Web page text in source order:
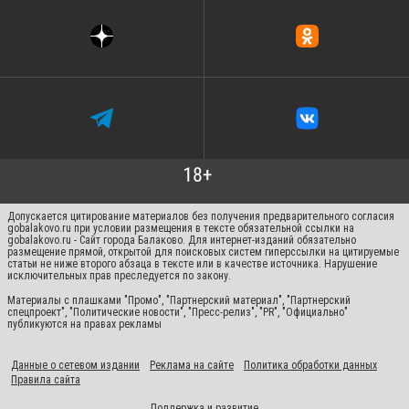
свежесть, продлить срок их службы и обеспечить комфортный отдых. В
нашем справочнике вы найдете компании, которые профессионально
представленные в каталоге, предлагают:
механическое и ультрафиолетовое очищение наполнителя;
замену старой наволочки на новый чехол;
Такая процедура помогает сохранить гигиену постели, улучшить сон и
продлить срок службы изделия.
Реставрация включает не только чистку, но и обновление
наполнителя. Специалисты аккуратно перебирают перо и пух, удаляют
поврежденные частицы и при необходимости добавляют новый
наполнитель. После реставрации подушки становятся снова упругими и
удобными, а сон – более комфортным.
избавиться от пыли, грязи и неприятных запахов. Специалисты
используют современное оборудование, которое бережно очищает
Допускается цитирование материалов без получения предварительного согласия
gobalakovo.ru при условии размещения в тексте обязательной ссылки на
gobalakovo.ru - Сайт города Балаково. Для интернет-изданий обязательно
размещение прямой, открытой для поисковых систем гиперссылки на цитируемые
статьи не ниже второго абзаца в тексте или в качестве источника. Нарушение
исключительных прав преследуется по закону.
Материалы с плашками "Промо", "Партнерский материал", "Партнерский
спецпроект", "Политические новости", "Пресс-релиз", "PR", "Официально"
публикуются на правах рекламы
Данные о сетевом издании Реклама на сайте
Политика обработки данных
Правила сайта